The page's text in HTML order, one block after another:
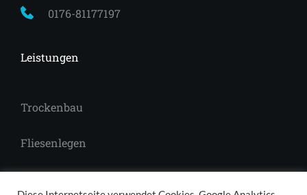
0176-81177197
Leistungen
Trockenbau
Fliesenlegen